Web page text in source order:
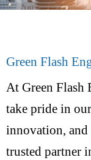
Green Flash
At Green Flash
take pride in
innovation, and
trusted partner